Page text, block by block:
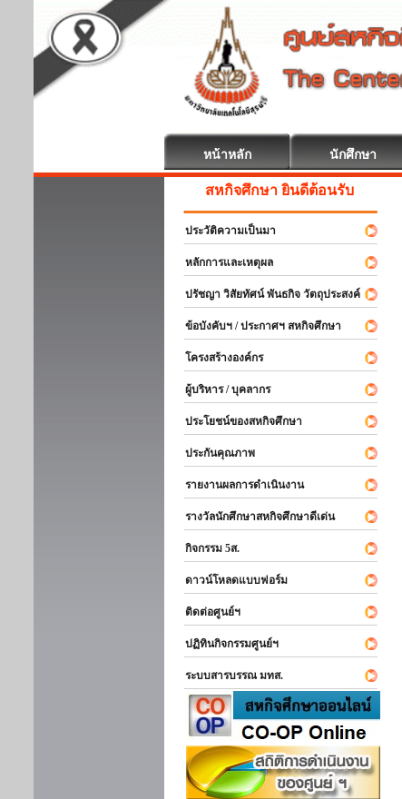
หน้าหลัก นักศึกษา
สหกิจศึกษา ยินดีต้อนรับ
ประวัติความเป็นมา
หลักการและเหตุผล
ปรัชญา วิสัยทัศน์ พันธกิจ วัตถุประสงค์
ข้อบังคับฯ / ประกาศฯ สหกิจศึกษา
โครงสร้างองค์กร
ผู้บริหาร / บุคลากร
ประโยชน์ของสหกิจศึกษา
ประกันคุณภาพ
รายงานผลการดำเนินงาน
รางวัลนักศึกษาสหกิจศึกษาดีเด่น
กิจกรรม 5ส.
ดาวน์โหลดแบบฟอร์ม
ติดต่อศูนย์ฯ
ปฏิทินกิจกรรมศูนย์ฯ
ระบบสารบรรณ มทส.